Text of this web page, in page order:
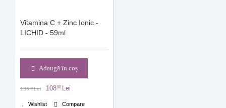
Vitamina C + Zinc Ionic -
LICHID - 59ml
Adaugă în coș
13600Lei 10880 Lei
Wishlist Compare